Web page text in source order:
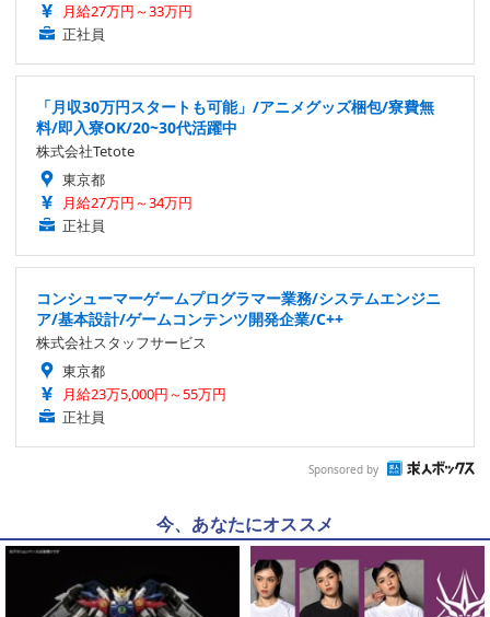
月給27万円～33万円
正社員
「月収30万円スタートも可能」/アニメグッズ梱包/寮費無
料/即入寮OK/20~30代活躍中
株式会社Tetote
東京都
月給27万円～34万円
正社員
コンシューマーゲームプログラマー業務/システムエンジニ
ア/基本設計/ゲームコンテンツ開発企業/C++
株式会社スタッフサービス
東京都
月給23万5,000円～55万円
正社員
Sponsored by
今、あなたにオススメ